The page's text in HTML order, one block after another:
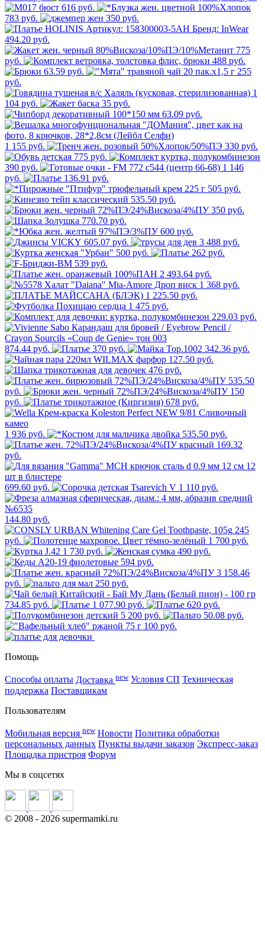
616 руб.
783 руб.
350 руб.
494.20 руб.
775
руб.
488 руб.
63.59 руб.
255
руб.
1
104 руб.
35 руб.
63.09 руб.
1 155 руб.
330 руб.
775 руб.
390 руб.
1 146
руб.
136.91 руб.
505 руб.
535.50 руб.
350 руб.
770.70 руб.
600 руб.
605.07 руб.
3 488 руб.
500 руб.
262 руб.
539 руб.
2 493.64 руб.
1 368 руб.
1 225.50 руб.
1 475 руб.
229.03 руб.
874.44 руб. 370 руб.
342.36 руб.
127.50 руб.
476 руб.
535.50
руб.
150
руб.
678 руб.
1 936 руб.
535.50 руб.
169.32
руб.
699.60 руб. 110 руб.
144.80 руб.
245
руб.
1 700 руб.
1 730 руб.
490 руб.
594 руб.
3 158.46
руб.
250 руб.
734.85 руб. 1 077.90 руб.
620 руб.
5 200 руб.
50.08 руб.
100 руб.
Помощь
Способы оплаты Доставка new Условия СП Техническая
поддержка Поставщикам
Пользователям
Мобильная версия new Новости Политика обработки
персональных данных Пункты выдачи заказов Экспресс-заказ
Площадка пристроя Форум
Мы в соцсетях
© 2008 - 2026 supermamki.ru